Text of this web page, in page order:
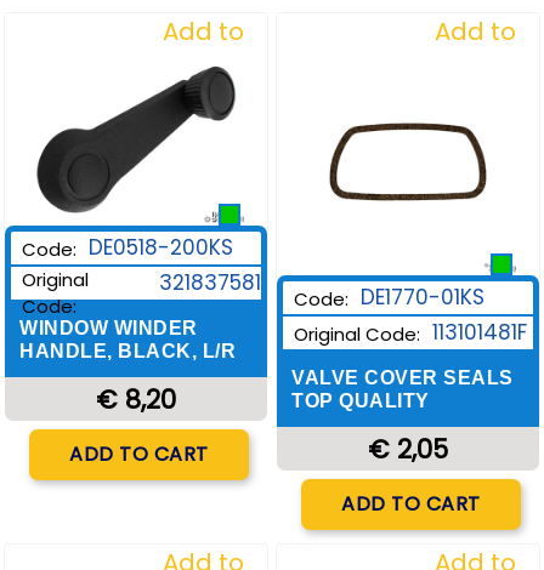
Add to
Wishlist
Code: DE0518-200KS
Original
Code:
321837581
WINDOW WINDER
HANDLE, BLACK, L/R
€ 8,20
Quantity
ADD TO CART
Add to
Code: DE1770-01KS
Original Code: 113101481F
VALVE COVER SEALS
TOP QUALITY
€ 2,05
Quantity
ADD TO CART